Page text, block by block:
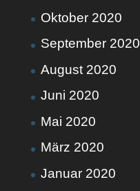
Oktober 2020
September 2020
August 2020
Juni 2020
Mai 2020
März 2020
Januar 2020